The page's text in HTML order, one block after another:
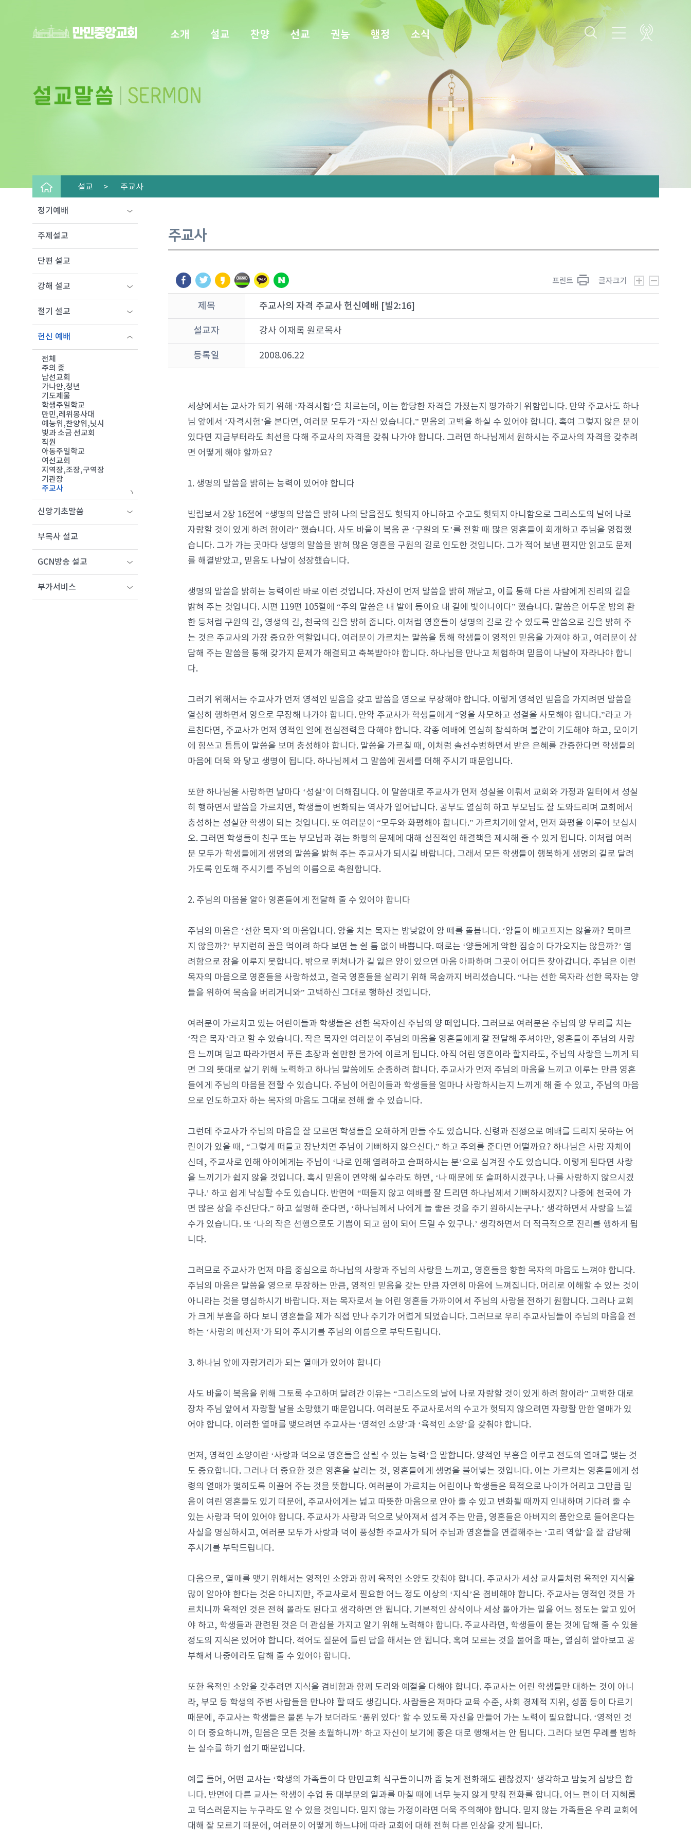
소개 설교 찬양 선교 권능 행정 소식
설교 > 주교사
주교사
제목 주교사의 자격 주교사 헌신예배 [빌2:16]
설교자 강사 이재록 원로목사
등록일 2008.06.22
세상에서는 교사가 되기 위해 ‘자격시험’을 치르는데, 이는 합당한 자격을 가졌는지 평가하기 위함입니다. 만약 주교사도 하나
님 앞에서 ‘자격시험’을 본다면, 여러분 모두가 “자신 있습니다.” 믿음의 고백을 하실 수 있어야 합니다. 혹여 그렇지 않은 분이
있다면 지금부터라도 최선을 다해 주교사의 자격을 갖춰 나가야 합니다. 그러면 하나님께서 원하시는 주교사의 자격을 갖추려
면 어떻게 해야 할까요?
1. 생명의 말씀을 밝히는 능력이 있어야 합니다
빌립보서 2장 16절에 “생명의 말씀을 밝혀 나의 달음질도 헛되지 아니하고 수고도 헛되지 아니함으로 그리스도의 날에 나로
자랑할 것이 있게 하려 함이라” 했습니다. 사도 바울이 복음 곧 ‘구원의 도’를 전할 때 많은 영혼들이 회개하고 주님을 영접했
습니다. 그가 가는 곳마다 생명의 말씀을 밝혀 많은 영혼을 구원의 길로 인도한 것입니다. 그가 적어 보낸 편지만 읽고도 문제
를 해결받았고, 믿음도 나날이 성장했습니다.
생명의 말씀을 밝히는 능력이란 바로 이런 것입니다. 자신이 먼저 말씀을 밝히 깨닫고, 이를 통해 다른 사람에게 진리의 길을
밝혀 주는 것입니다. 시편 119편 105절에 “주의 말씀은 내 발에 등이요 내 길에 빛이니이다” 했습니다. 말씀은 어두운 밤의 환
한 등처럼 구원의 길, 영생의 길, 천국의 길을 밝혀 줍니다. 이처럼 영혼들이 생명의 길로 갈 수 있도록 말씀으로 길을 밝혀 주
는 것은 주교사의 가장 중요한 역할입니다. 여러분이 가르치는 말씀을 통해 학생들이 영적인 믿음을 가져야 하고, 여러분이 상
담해 주는 말씀을 통해 갖가지 문제가 해결되고 축복받아야 합니다. 하나님을 만나고 체험하며 믿음이 나날이 자라나야 합니
다.
그러기 위해서는 주교사가 먼저 영적인 믿음을 갖고 말씀을 영으로 무장해야 합니다. 이렇게 영적인 믿음을 가지려면 말씀을
열심히 행하면서 영으로 무장해 나가야 합니다. 만약 주교사가 학생들에게 “영을 사모하고 성결을 사모해야 합니다.”라고 가
르친다면, 주교사가 먼저 영적인 일에 전심전력을 다해야 합니다. 각종 예배에 열심히 참석하며 불같이 기도해야 하고, 모이기
에 힘쓰고 틈틈이 말씀을 보며 충성해야 합니다. 말씀을 가르칠 때, 이처럼 솔선수범하면서 받은 은혜를 간증한다면 학생들의
마음에 더욱 와 닿고 생명이 됩니다. 하나님께서 그 말씀에 권세를 더해 주시기 때문입니다.
또한 하나님을 사랑하면 날마다 ‘성실’이 더해집니다. 이 말씀대로 주교사가 먼저 성실을 이뤄서 교회와 가정과 일터에서 성실
히 행하면서 말씀을 가르치면, 학생들이 변화되는 역사가 일어납니다. 공부도 열심히 하고 부모님도 잘 도와드리며 교회에서
충성하는 성실한 학생이 되는 것입니다. 또 여러분이 “모두와 화평해야 합니다.” 가르치기에 앞서, 먼저 화평을 이루어 보십시
오. 그러면 학생들이 친구 또는 부모님과 겪는 화평의 문제에 대해 실질적인 해결책을 제시해 줄 수 있게 됩니다. 이처럼 여러
분 모두가 학생들에게 생명의 말씀을 밝혀 주는 주교사가 되시길 바랍니다. 그래서 모든 학생들이 행복하게 생명의 길로 달려
가도록 인도해 주시기를 주님의 이름으로 축원합니다.
2. 주님의 마음을 알아 영혼들에게 전달해 줄 수 있어야 합니다
주님의 마음은 ‘선한 목자’의 마음입니다. 양을 치는 목자는 밤낮없이 양 떼를 돌봅니다. ‘양들이 배고프지는 않을까? 목마르
지 않을까?’ 부지런히 꼴을 먹이려 하다 보면 늘 쉴 틈 없이 바쁩니다. 때로는 ‘양들에게 악한 짐승이 다가오지는 않을까?’ 염
려함으로 잠을 이루지 못합니다. 밖으로 뛰쳐나가 길 잃은 양이 있으면 마음 아파하며 그곳이 어디든 찾아갑니다. 주님은 이런
목자의 마음으로 영혼들을 사랑하셨고, 결국 영혼들을 살리기 위해 목숨까지 버리셨습니다. “나는 선한 목자라 선한 목자는 양
들을 위하여 목숨을 버리거니와” 고백하신 그대로 행하신 것입니다.
여러분이 가르치고 있는 어린이들과 학생들은 선한 목자이신 주님의 양 떼입니다. 그러므로 여러분은 주님의 양 무리를 치는
‘작은 목자’라고 할 수 있습니다. 작은 목자인 여러분이 주님의 마음을 영혼들에게 잘 전달해 주셔야만, 영혼들이 주님의 사랑
을 느끼며 믿고 따라가면서 푸른 초장과 쉴만한 물가에 이르게 됩니다. 아직 어린 영혼이라 할지라도, 주님의 사랑을 느끼게 되
면 그의 뜻대로 살기 위해 노력하고 하나님 말씀에도 순종하려 합니다. 주교사가 먼저 주님의 마음을 느끼고 이루는 만큼 영혼
들에게 주님의 마음을 전할 수 있습니다. 주님이 어린이들과 학생들을 얼마나 사랑하시는지 느끼게 해 줄 수 있고, 주님의 마음
으로 인도하고자 하는 목자의 마음도 그대로 전해 줄 수 있습니다.
그런데 주교사가 주님의 마음을 잘 모르면 학생들을 오해하게 만들 수도 있습니다. 신령과 진정으로 예배를 드리지 못하는 어
린이가 있을 때, “그렇게 떠들고 장난치면 주님이 기뻐하지 않으신다.” 하고 주의를 준다면 어떨까요? 하나님은 사랑 자체이
신데, 주교사로 인해 아이에게는 주님이 ‘나로 인해 염려하고 슬퍼하시는 분’으로 심겨질 수도 있습니다. 이렇게 된다면 사랑
을 느끼기가 쉽지 않을 것입니다. 혹시 믿음이 연약해 실수라도 하면, ‘나 때문에 또 슬퍼하시겠구나. 나를 사랑하지 않으시겠
구나.’ 하고 쉽게 낙심할 수도 있습니다. 반면에 “떠들지 않고 예배를 잘 드리면 하나님께서 기뻐하시겠지? 나중에 천국에 가
면 많은 상을 주신단다.” 하고 설명해 준다면, ‘하나님께서 나에게 늘 좋은 것을 주기 원하시는구나.’ 생각하면서 사랑을 느낄
수가 있습니다. 또 ‘나의 작은 선행으로도 기쁨이 되고 힘이 되어 드릴 수 있구나.’ 생각하면서 더 적극적으로 진리를 행하게 됩
니다.
그러므로 주교사가 먼저 마음 중심으로 하나님의 사랑과 주님의 사랑을 느끼고, 영혼들을 향한 목자의 마음도 느껴야 합니다.
주님의 마음은 말씀을 영으로 무장하는 만큼, 영적인 믿음을 갖는 만큼 자연히 마음에 느껴집니다. 머리로 이해할 수 있는 것이
아니라는 것을 명심하시기 바랍니다. 저는 목자로서 늘 어린 영혼들 가까이에서 주님의 사랑을 전하기 원합니다. 그러나 교회
가 크게 부흥을 하다 보니 영혼들을 제가 직접 만나 주기가 어렵게 되었습니다. 그러므로 우리 주교사님들이 주님의 마음을 전
하는 ‘사랑의 메신저’가 되어 주시기를 주님의 이름으로 부탁드립니다.
3. 하나님 앞에 자랑거리가 되는 열매가 있어야 합니다
사도 바울이 복음을 위해 그토록 수고하며 달려간 이유는 “그리스도의 날에 나로 자랑할 것이 있게 하려 함이라” 고백한 대로
장차 주님 앞에서 자랑할 날을 소망했기 때문입니다. 여러분도 주교사로서의 수고가 헛되지 않으려면 자랑할 만한 열매가 있
어야 합니다. 이러한 열매를 맺으려면 주교사는 ‘영적인 소양’과 ‘육적인 소양’을 갖춰야 합니다.
먼저, 영적인 소양이란 ‘사랑과 덕으로 영혼들을 살릴 수 있는 능력’을 말합니다. 양적인 부흥을 이루고 전도의 열매를 맺는 것
도 중요합니다. 그러나 더 중요한 것은 영혼을 살리는 것, 영혼들에게 생명을 불어넣는 것입니다. 이는 가르치는 영혼들에게 성
령의 열매가 맺히도록 이끌어 주는 것을 뜻합니다. 여러분이 가르치는 어린이나 학생들은 육적으로 나이가 어리고 그만큼 믿
음이 여린 영혼들도 있기 때문에, 주교사에게는 넓고 따뜻한 마음으로 안아 줄 수 있고 변화될 때까지 인내하며 기다려 줄 수
있는 사랑과 덕이 있어야 합니다. 주교사가 사랑과 덕으로 낮아져서 섬겨 주는 만큼, 영혼들은 아버지의 품안으로 들어온다는
사실을 명심하시고, 여러분 모두가 사랑과 덕이 풍성한 주교사가 되어 주님과 영혼들을 연결해주는 ‘고리 역할’을 잘 감당해
주시기를 부탁드립니다.
다음으로, 열매를 맺기 위해서는 영적인 소양과 함께 육적인 소양도 갖춰야 합니다. 주교사가 세상 교사들처럼 육적인 지식을
많이 알아야 한다는 것은 아니지만, 주교사로서 필요한 어느 정도 이상의 ‘지식’은 겸비해야 합니다. 주교사는 영적인 것을 가
르치니까 육적인 것은 전혀 몰라도 된다고 생각하면 안 됩니다. 기본적인 상식이나 세상 돌아가는 일을 어느 정도는 알고 있어
야 하고, 학생들과 관련된 것은 더 관심을 가지고 알기 위해 노력해야 합니다. 주교사라면, 학생들이 묻는 것에 답해 줄 수 있을
정도의 지식은 있어야 합니다. 적어도 질문에 틀린 답을 해서는 안 됩니다. 혹여 모르는 것을 물어올 때는, 열심히 알아보고 공
부해서 나중에라도 답해 줄 수 있어야 합니다.
또한 육적인 소양을 갖추려면 지식을 겸비함과 함께 도리와 예절을 다해야 합니다. 주교사는 어린 학생들만 대하는 것이 아니
라, 부모 등 학생의 주변 사람들을 만나야 할 때도 생깁니다. 사람들은 저마다 교육 수준, 사회 경제적 지위, 성품 등이 다르기
때문에, 주교사는 학생들은 물론 누가 보더라도 ‘품위 있다’ 할 수 있도록 자신을 만들어 가는 노력이 필요합니다. ‘영적인 것
이 더 중요하니까, 믿음은 모든 것을 초월하니까’ 하고 자신이 보기에 좋은 대로 행해서는 안 됩니다. 그러다 보면 무례를 범하
는 실수를 하기 쉽기 때문입니다.
예를 들어, 어떤 교사는 ‘학생의 가족들이 다 만민교회 식구들이니까 좀 늦게 전화해도 괜찮겠지’ 생각하고 밤늦게 심방을 합
니다. 반면에 다른 교사는 학생이 수업 등 대부분의 일과를 마칠 때에 너무 늦지 않게 맞춰 전화를 합니다. 어느 편이 더 지혜롭
고 덕스러운지는 누구라도 알 수 있을 것입니다. 믿지 않는 가정이라면 더욱 주의해야 합니다. 믿지 않는 가족들은 우리 교회에
대해 잘 모르기 때문에, 여러분이 어떻게 하느냐에 따라 교회에 대해 전혀 다른 인상을 갖게 됩니다.
정기예배
주제설교
단편 설교
강해 설교
절기 설교
헌신 예배
전체
주의 종
남선교회
가나안,청년
기도제물
학생주일학교
만민,레위봉사대
예능위,찬양위,닛시
빛과 소금 선교회
직원
아동주일학교
여선교회
지역장,조장,구역장
기관장
주교사
신앙기초말씀
부목사 설교
GCN방송 설교
부가서비스